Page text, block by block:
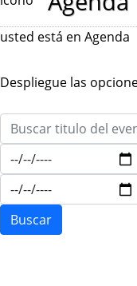
usted está en Agenda
Despliegue las